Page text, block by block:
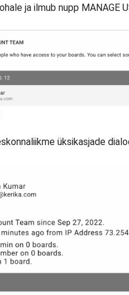
ja ilmub nupp MANAGE
üksikasjade